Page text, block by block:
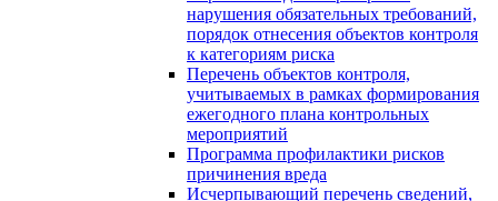
нарушения обязательных требований,
порядок отнесения объектов контроля
к категориям риска
Перечень объектов контроля,
учитываемых в рамках формирования
ежегодного плана контрольных
мероприятий
Программа профилактики рисков
причинения вреда
Исчерпывающий перечень сведений,